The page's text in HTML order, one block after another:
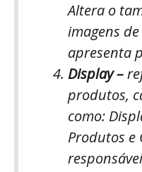
Altera o
imagens
apresenta
Display –
produtos,
como:
Produtos e